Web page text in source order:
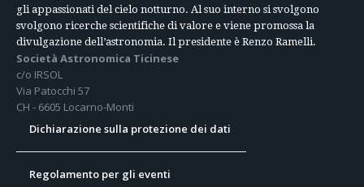
gli appassionati del cielo notturno. Al suo interno si svolgono
svolgono ricerche scientifiche di valore e viene promossa la
divulgazione dell’astronomia. Il presidente è Renzo Ramelli.
Società Astronomica Ticinese
c/o IRSOL
Via Patocchi 57
CH - 6605 Locarno-Monti
Dichiarazione sulla protezione dei dati
Regolamento per gli eventi